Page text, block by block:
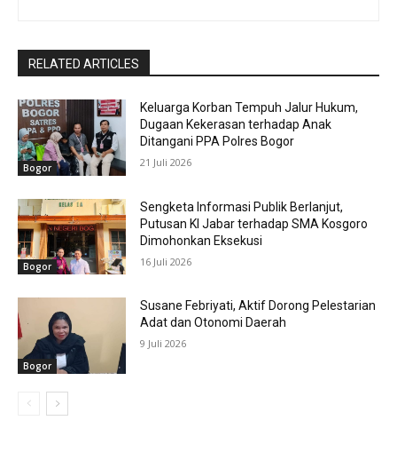
RELATED ARTICLES
Bogor
Keluarga Korban Tempuh Jalur Hukum,
Dugaan Kekerasan terhadap Anak
Ditangani PPA Polres Bogor
21 Juli 2026
Bogor
Sengketa Informasi Publik Berlanjut,
Putusan KI Jabar terhadap SMA Kosgoro
Dimohonkan Eksekusi
16 Juli 2026
Bogor
Susane Febriyati, Aktif Dorong Pelestarian
Adat dan Otonomi Daerah
9 Juli 2026